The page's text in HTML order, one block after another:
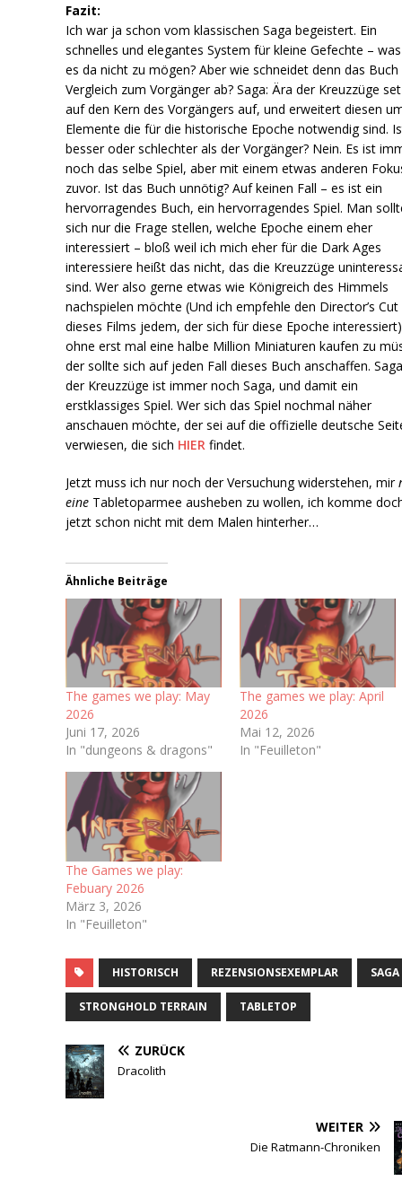
Fazit:
Ich war ja schon vom klassischen Saga begeistert. Ein
schnelles und elegantes System für kleine Gefechte –
es da nicht zu mögen? Aber wie schneidet denn das
Vergleich zum Vorgänger ab? Saga: Ära der Kreuzzüge
auf den Kern des Vorgängers auf, und erweitert diesen
Elemente die für die historische Epoche notwendig sind.
besser oder schlechter als der Vorgänger? Nein. Es ist
noch das selbe Spiel, aber mit einem etwas anderen
zuvor. Ist das Buch unnötig? Auf keinen Fall – es ist ein
hervorragendes Buch, ein hervorragendes Spiel. Man
sich nur die Frage stellen, welche Epoche einem eher
interessiert – bloß weil ich mich eher für die Dark Ages
interessiere heißt das nicht, das die Kreuzzüge
sind. Wer also gerne etwas wie Königreich des Himmels
nachspielen möchte (Und ich empfehle den Director’s Cut
dieses Films jedem, der sich für diese Epoche
ohne erst mal eine halbe Million Miniaturen kaufen zu
der sollte sich auf jeden Fall dieses Buch anschaffen.
der Kreuzzüge ist immer noch Saga, und damit ein
erstklassiges Spiel. Wer sich das Spiel nochmal näher
anschauen möchte, der sei auf die offizielle deutsche
verwiesen, die sich HIER findet.
Jetzt muss ich nur noch der Versuchung widerstehen, mir
eine Tabletoparmee ausheben zu wollen, ich komme
jetzt schon nicht mit dem Malen hinterher…
Ähnliche Beiträge
The games we play: May
2026
Juni 17, 2026
In "dungeons & dragons"
The games we play: April
2026
Mai 12, 2026
In "Feuilleton"
The Games we play:
Febuary 2026
März 3, 2026
In "Feuilleton"
HISTORISCH REZENSIONSEXEMPLAR SAGA
STRONGHOLD TERRAIN TABLETOP
ZURÜCK
Dracolith
WEITER
Die Ratmann-Chroniken